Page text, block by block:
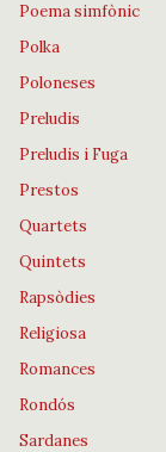
Poema simfònic
Polka
Poloneses
Preludis
Preludis i Fuga
Prestos
Quartets
Quintets
Rapsòdies
Religiosa
Romances
Rondós
Sardanes